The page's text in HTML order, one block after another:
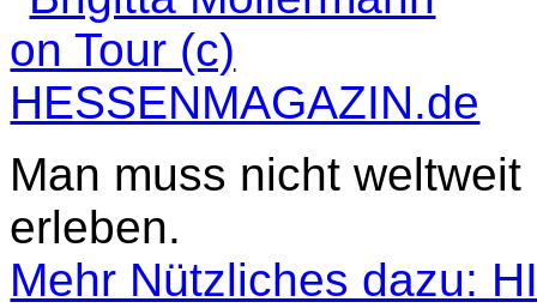
Man muss nicht
erleben.
Mehr Nützliches dazu: